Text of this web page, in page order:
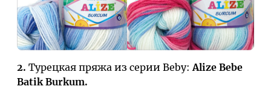
2. Турецкая пряжа из серии Beby:Alize Bebe
Batik Burkum.